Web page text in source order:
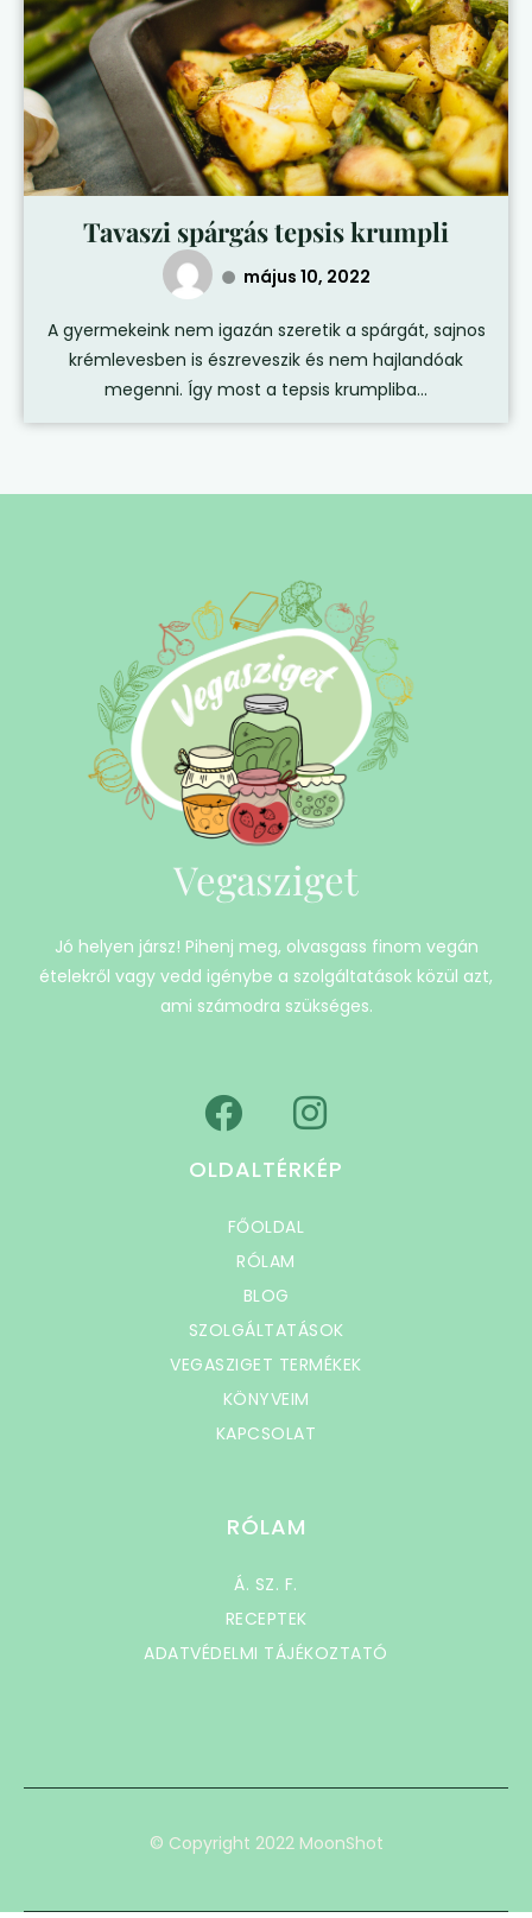
Tavaszi spárgás tepsis krumpli
május 10, 2022
A gyermekeink nem igazán szeretik a spárgát, sajnos
krémlevesben is észreveszik és nem hajlandóak
megenni. Így most a tepsis krumpliba...
Vegasziget
Jó helyen jársz! Pihenj meg, olvasgass finom vegán
ételekről vagy vedd igénybe a szolgáltatások közül azt,
ami számodra szükséges.
OLDALTÉRKÉP
FŐOLDAL
RÓLAM
BLOG
SZOLGÁLTATÁSOK
VEGASZIGET TERMÉKEK
KÖNYVEIM
KAPCSOLAT
RÓLAM
Á. SZ. F.
RECEPTEK
ADATVÉDELMI TÁJÉKOZTATÓ
© Copyright 2022 MoonShot